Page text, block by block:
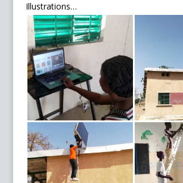
Illustrations…